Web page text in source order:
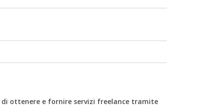
ottenere e fornire servizi freelance tramite